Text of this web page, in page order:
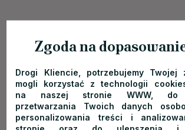
Ciasto czekoladowe
Więcej informacji o
http://www.orlica.com/schronisko/restauracja
Zgoda na
Drogi Kliencie, potrzebujemy Twojej
mogli korzystać z technologii
na naszej stronie WWW,
przetwarzania Twoich danych
personalizowania treści i